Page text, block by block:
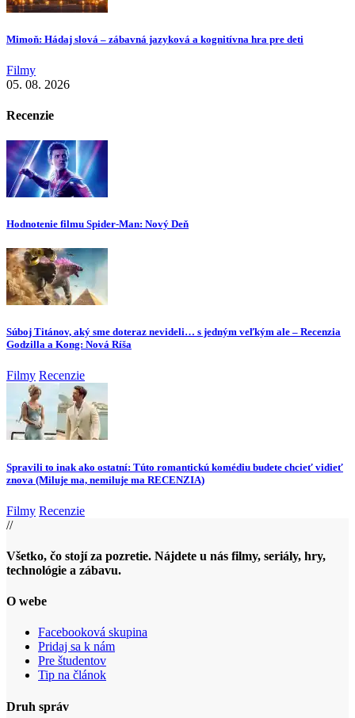
Mimoň: Hádaj slová – zábavná jazyková a kognitívna hra pre deti
Filmy
05. 08. 2026
Recenzie
Hodnotenie filmu Spider-Man: Nový Deň
Súboj Titánov, aký sme doteraz nevideli… s jedným veľkým ale – Recenzia
Godzilla a Kong: Nová Ríša
Filmy Recenzie
Spravili to inak ako ostatní: Túto romantickú komédiu budete chcieť vidieť
znova (Miluje ma, nemiluje ma RECENZIA)
Filmy Recenzie
//
Všetko, čo stojí za pozretie. Nájdete u nás filmy, seriály, hry,
technológie a zábavu.
O webe
Facebooková skupina
Pridaj sa k nám
Pre študentov
Tip na článok
Druh správ